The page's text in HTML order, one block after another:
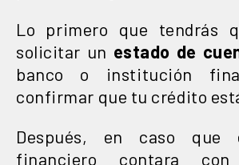
Lo primero que tendrás
solicitar un estado de
banco o institución
confirmar que tu crédito
Después, en caso que
financiero contara con